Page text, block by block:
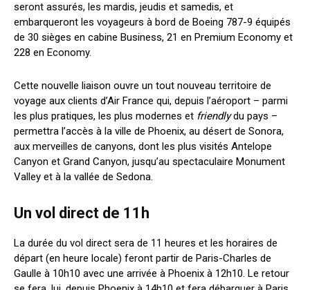
seront assurés, les mardis, jeudis et samedis, et
embarqueront les voyageurs à bord de Boeing 787-9 équipés
de 30 sièges en cabine Business, 21 en Premium Economy et
228 en Economy.
Cette nouvelle liaison ouvre un tout nouveau territoire de
voyage aux clients d’Air France qui, depuis l’aéroport – parmi
les plus pratiques, les plus modernes et friendlydu pays –
permettra l’accès à la ville de Phoenix, au désert de Sonora,
aux merveilles de canyons, dont les plus visités Antelope
Canyon et Grand Canyon, jusqu’au spectaculaire Monument
Valley et à la vallée de Sedona.
Un vol direct de 11h
La durée du vol direct sera de 11 heures et les horaires de
départ (en heure locale) feront partir de Paris-Charles de
Gaulle à 10h10 avec une arrivée à Phoenix à 12h10. Le retour